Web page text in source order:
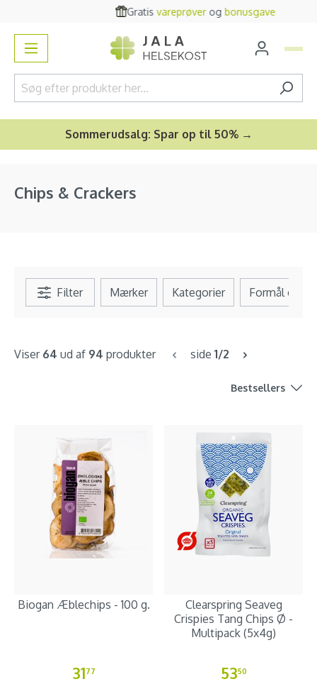
Gratisvareprøverogbonusgave
Sommerudsalg: Spar op til 50% →
Chips & Crackers
Filter Mærker Kategorier Formål og
Viser 64 ud af 94 produkter side 1/2
Bestsellers
Biogan Æblechips - 100 g.
3177
Clearspring Seaveg
Crispies Tang Chips Ø -
Multipack (5x4g)
5350